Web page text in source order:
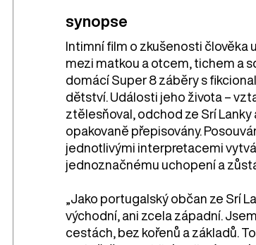
synopse
Intimní film o zkušenosti člověka
mezi matkou a otcem, tichem a
domácí Super 8 záběry s
dětství. Události jeho života –
ztělesňoval, odchod ze Srí Lanky
opakovaně přepisovány.
jednotlivými interpretacemi
jednoznačnému uchopení a
„Jako portugalský občan ze Srí
východní, ani zcela západní.
cestách, bez kořenů a základů.